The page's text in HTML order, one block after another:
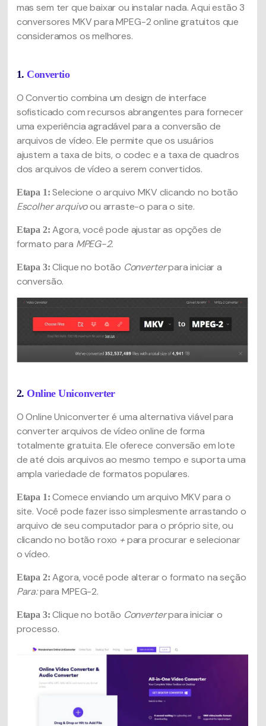
mas sem ter que baixar ou instalar nada. Aqui estão 3
conversores MKV para MPEG-2 online gratuitos que
consideramos os melhores.
1. Convertio
O Convertio combina um design de interface
sofisticado com recursos abrangentes para fornecer
uma experiência agradável para a conversão de
arquivos de vídeo. Ele permite que os usuários
ajustem a taxa de bits, o codec e a taxa de quadros
dos arquivos de vídeo a serem convertidos.
Etapa 1: Selecione o arquivo MKV clicando no botão
Escolher arquivoou arraste-o para o site.
Etapa 2: Agora, você pode ajustar as opções de
formato para MPEG-2.
Etapa 3: Clique no botão Converterpara iniciar a
conversão.
2. Online Uniconverter
O Online Uniconverter é uma alternativa viável para
converter arquivos de vídeo online de forma
totalmente gratuita. Ele oferece conversão em lote
de até dois arquivos ao mesmo tempo e suporta uma
ampla variedade de formatos populares.
Etapa 1: Comece enviando um arquivo MKV para o
site. Você pode fazer isso simplesmente arrastando o
arquivo de seu computador para o próprio site, ou
clicando no botão roxo +para procurar e selecionar
o vídeo.
Etapa 2: Agora, você pode alterar o formato na seção
Para:para MPEG-2.
Etapa 3: Clique no botão Converterpara iniciar o
processo.